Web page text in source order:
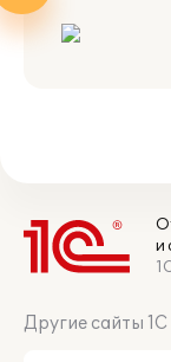
и
Другие сайты 1С